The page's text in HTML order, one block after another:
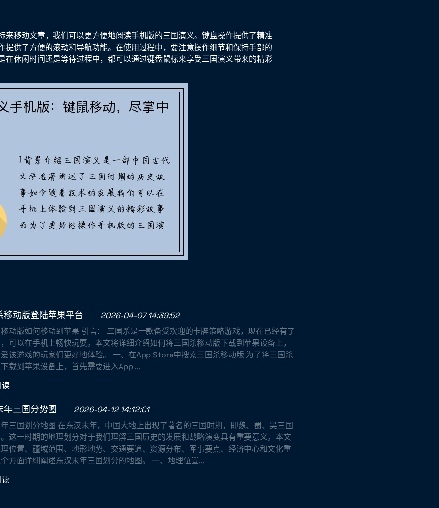
来移动文章，我们可以更方便地阅读手机版的三国演义。键盘操作提供了精准
提供了方便的滚动和导航功能。在使用过程中，要注意操作细节和保持手部的
在休闲时间还是等待过程中，都可以通过键盘鼠标来享受三国演义带来的精彩
移动版登陆苹果平台
2026-04-07 14:39:52
动版如何移动到苹果 引言： 三国杀是一款备受欢迎的卡牌策略游戏，现在已经有了
可以在手机上畅快玩耍。本文将详细介绍如何将三国杀移动版下载到苹果设备上，
该游戏的玩家们更好地体验。 一、在App Store中搜索三国杀移动版 为了将三国杀
载到苹果设备上，首先需要进入App ...
读
年三国分势图
2026-04-12 14:12:01
三国划分地图 在东汉末年，中国大地上出现了著名的三国时期，即魏、蜀、吴三国
这一时期的地理划分对于我们理解三国历史的发展和战略演变具有重要意义。本文
位置、疆域范围、地形地势、交通要道、资源分布、军事要点、经济中心和文化重
方面详细阐述东汉末年三国划分的地图。 一、地理位置...
读